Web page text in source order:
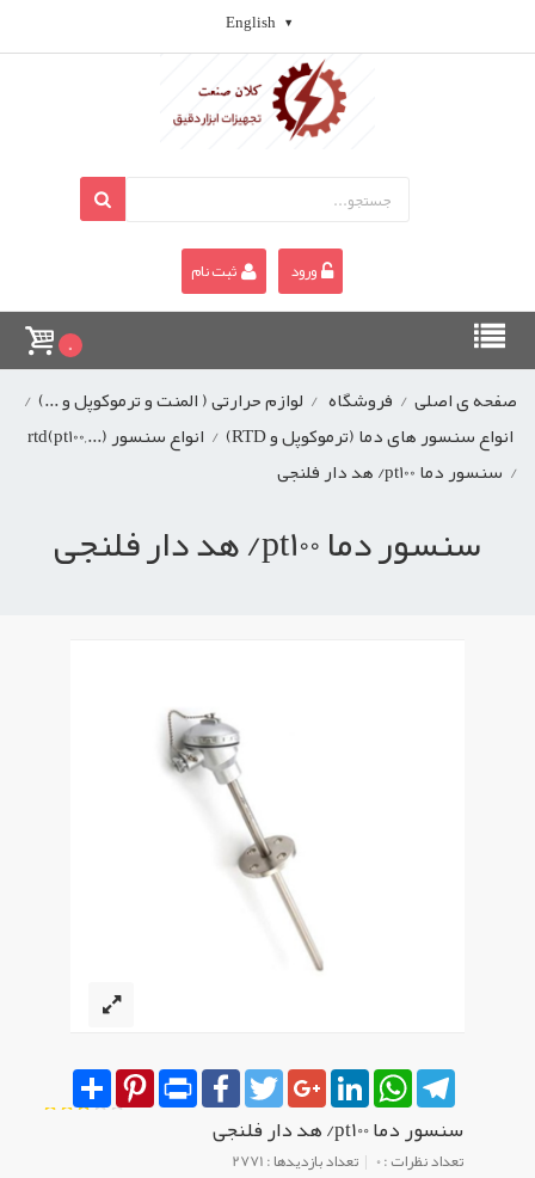
English
ورود ثبت نام
0
صفحه ی اصلی / فروشگاه / لوازم حرارتی ( المنت و ترموکوپل و ...) /
انواع سنسور های دما (ترموکوپل و RTD)
/ انواع سنسور rtd(pt100,...)
/ سنسور دما pt100/ هد دار فلنجی
سنسور دما pt100/ هد دار فلنجی
SharePinterest Print
FacebookTwitterGoogle+LinkedInWhatsAppTelegram
سنسور دما pt100/ هد دار فلنجی
تعداد نظرات : 0 تعداد بازدیدها : 2771